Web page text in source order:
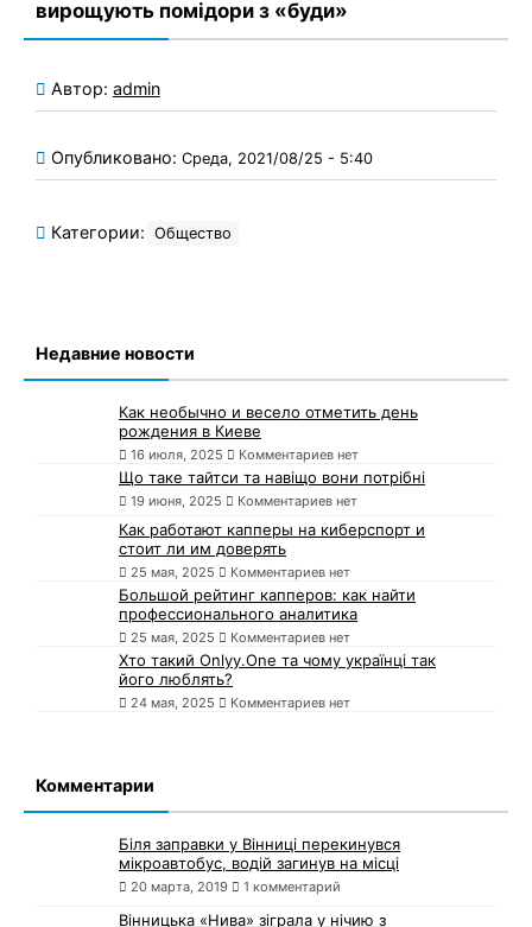
вирощують помідори з «буди»
Автор: admin
Опубликовано: Среда, 2021/08/25 - 5:40
Категории: Общество
Недавние новости
Как необычно и весело отметить день
рождения в Киеве
16 июля, 2025 Комментариев нет
Що таке тайтси та навіщо вони потрібні
19 июня, 2025 Комментариев нет
Как работают капперы на киберспорт и
стоит ли им доверять
25 мая, 2025 Комментариев нет
Большой рейтинг капперов: как найти
профессионального аналитика
25 мая, 2025 Комментариев нет
Хто такий Onlyy.One та чому українці так
його люблять?
24 мая, 2025 Комментариев нет
Комментарии
Біля заправки у Вінниці перекинувся
мікроавтобус, водій загинув на місці
20 марта, 2019 1 комментарий
Вінницька «Нива» зіграла у нічию з